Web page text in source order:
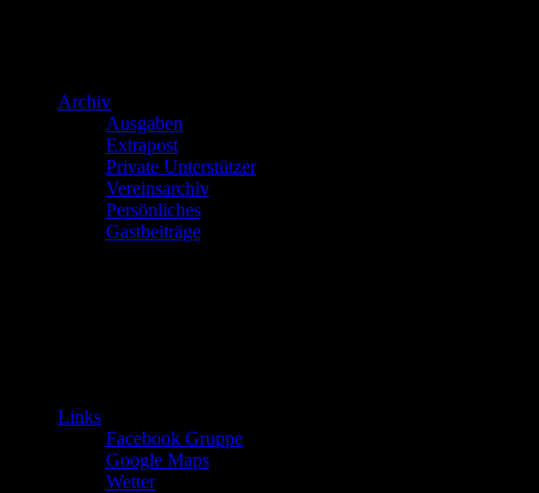
Archiv
Ausgaben
Extrapost
Private Unterstützer
Vereinsarchiv
Persönliches
Gastbeiträge
Links
Facebook Gruppe
Google Maps
Wetter